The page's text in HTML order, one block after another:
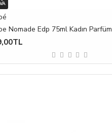
Nomade Edp 75ml Kadın Parfüm